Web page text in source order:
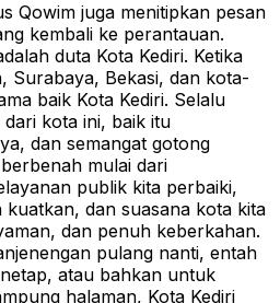
Qowim juga menitipkan pesan
kembali ke perantauan.
duta Kota Kediri. Ketika
Surabaya, Bekasi, dan kota-
baik Kota Kediri. Selalu
kota ini, baik itu
dan semangat gotong
mulai dari
publik kita perbaiki,
dan suasana kota kita
dan penuh keberkahan.
pulang nanti, entah
atau bahkan untuk
halaman, Kota Kediri